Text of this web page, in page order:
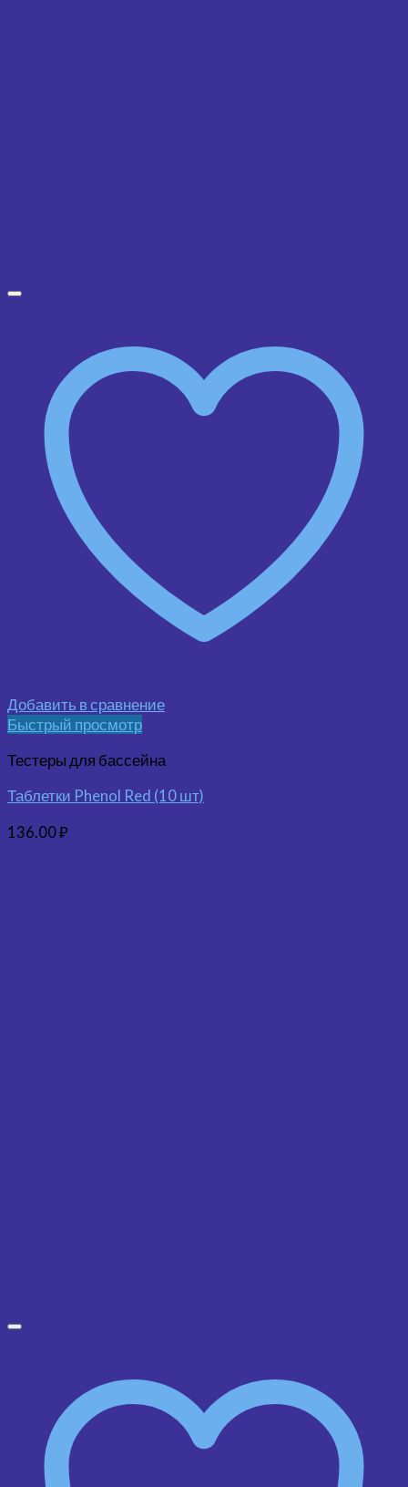
Добавить в сравнение
Быстрый просмотр
Тестеры для бассейна
Таблетки Phenol Red (10 шт)
136.00₽